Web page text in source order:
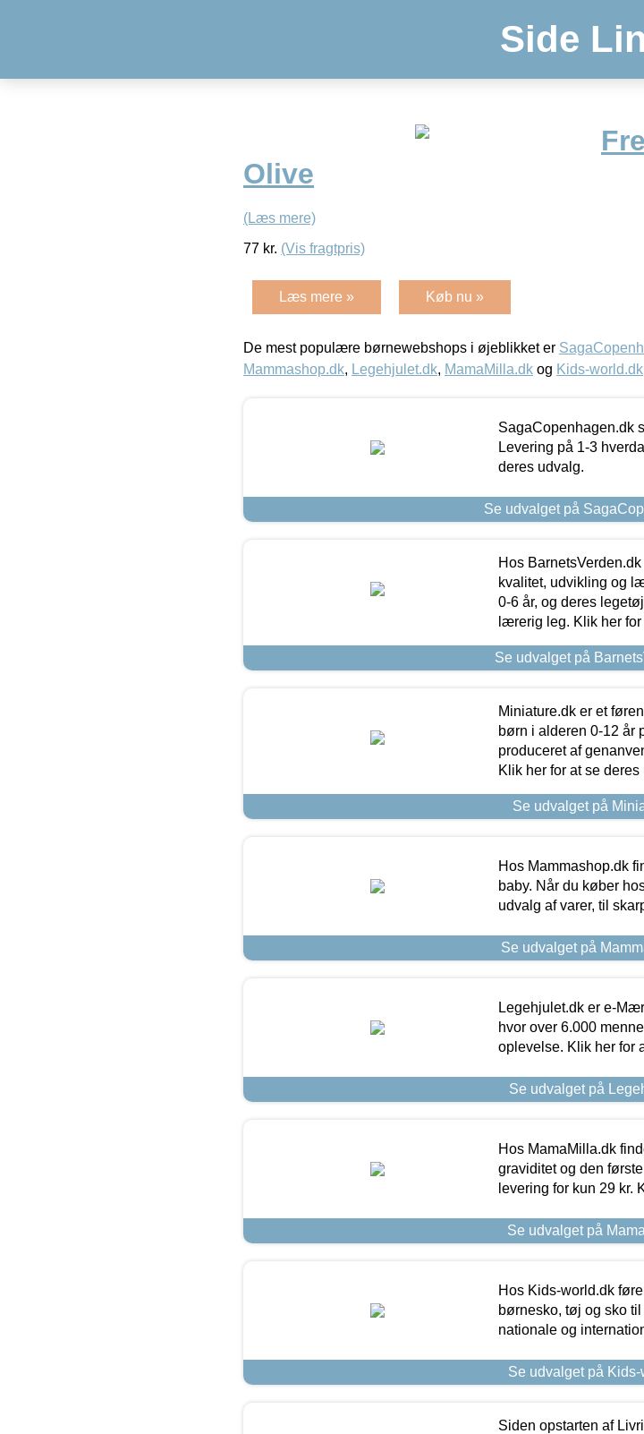
Side
Olive
(Læs mere)
77 kr. (Vis fragtpris)
Læs mere » Køb nu »
De mest populære børnewebshops i øjeblikket er
Mammashop.dk, Legehjulet.dk, MamaMilla.dk og Kids-world.dk
SagaCopenhagen.dk
Levering på 1-3
deres udvalg.
Se udvalget på
Hos
kvalitet, udvikling og
0-6 år, og deres
lærerig leg. Klik her
Se udvalget på
Miniature.dk er et
børn i alderen 0-12 år
produceret af
Klik her for at se deres
Se udvalget på
Hos Mammashop.dk
baby. Når du køber
udvalg af varer, til
Se udvalget på
Legehjulet.dk er e-
hvor over 6.000
oplevelse. Klik her for
Se udvalget på
Hos MamaMilla.dk
graviditet og den
levering for kun 29 kr.
Se udvalget på
Hos Kids-world.dk
børnesko, tøj og sko
nationale og
Se udvalget på
Siden opstarten af